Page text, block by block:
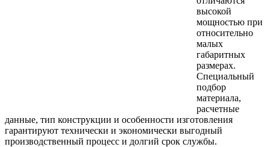
высокой
мощностью при
относительно
малых
габаритных
размерах.
Специальный
подбор
материала,
расчетные
данные, тип конструкции и особенности изготовления
гарантируют технически и экономически выгодный
производственный процесс и долгий срок службы.